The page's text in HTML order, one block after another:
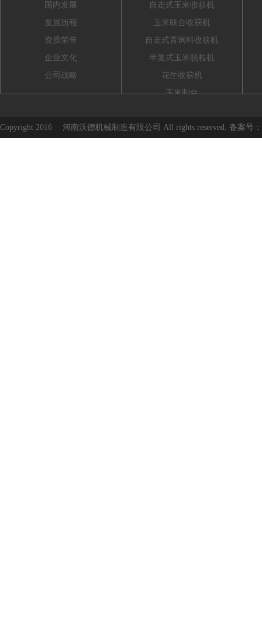
国内发展
发展历程
资质荣誉
企业文化
公司战略
自走式玉米收获机
玉米联合收获机
自走式青饲料收获机
半复式玉米脱粒机
花生收获机
玉米割台
Copyright 2016 河南沃德机械制造有限公司 All rights reserved. 备案号：